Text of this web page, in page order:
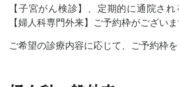
【子宮がん検診】、定期的に通院さ
【婦人科専門外来】
ご予約枠がござい
ご希望の診療内容に応じて、ご予約枠